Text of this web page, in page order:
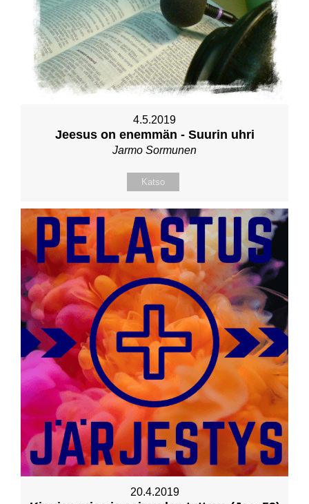
4.5.2019
Jeesus on enemmän - Suurin uhri
Jarmo Sormunen
Katso
20.4.2019